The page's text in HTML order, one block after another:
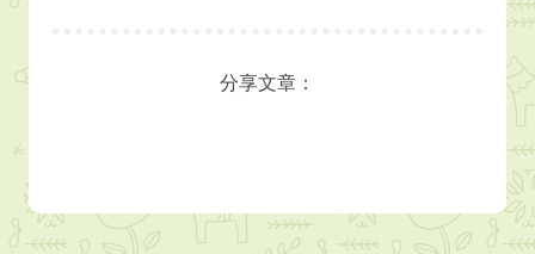
分享文章：